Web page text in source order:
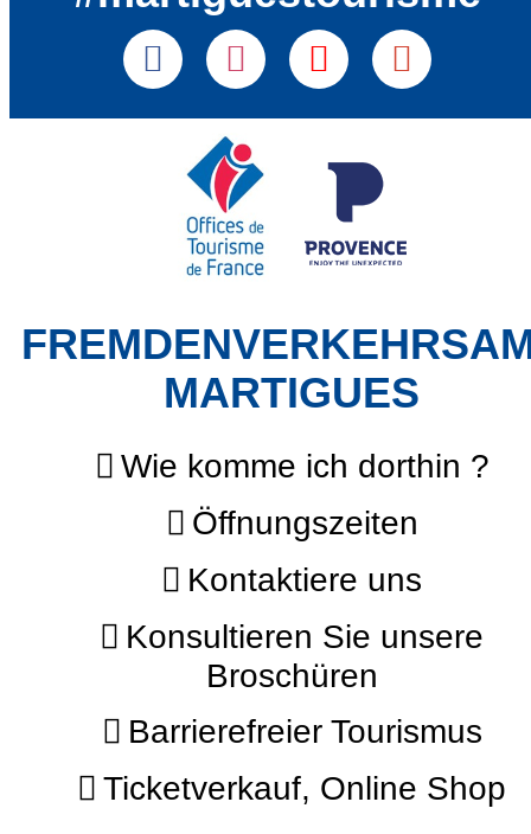
MARTIGUES
Wie komme ich dorthin ?
Öffnungszeiten
Kontaktiere uns
Konsultieren Sie unsere
Broschüren
Barrierefreier Tourismus
Ticketverkauf, Online Shop